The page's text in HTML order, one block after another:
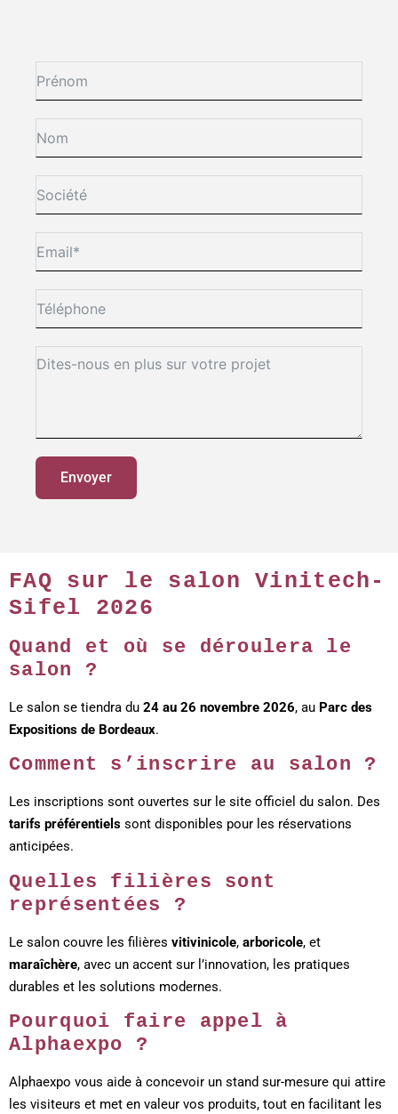
Envoyer
FAQ sur le salon Vinitech-
Sifel 2026
Quand et où se déroulera le
salon ?
Le salon se tiendra du 24 au 26 novembre 2026, au Parc des
Expositions de Bordeaux.
Comment s’inscrire au salon ?
Les inscriptions sont ouvertes sur le site officiel du salon. Des
tarifs préférentiels sont disponibles pour les réservations
anticipées.
Quelles filières sont
représentées ?
Le salon couvre les filières vitivinicole, arboricole, et
maraîchère, avec un accent sur l’innovation, les pratiques
durables et les solutions modernes.
Pourquoi faire appel à
Alphaexpo ?
Alphaexpo vous aide à concevoir un stand sur-mesure qui attire
les visiteurs et met en valeur vos produits, tout en facilitant les